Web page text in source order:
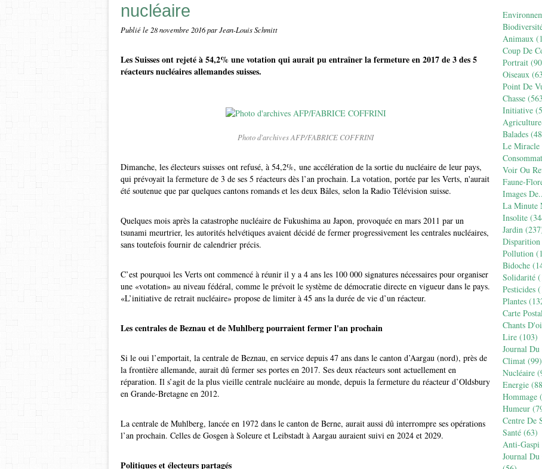
nucléaire
Publié le 28 novembre 2016par Jean-Louis Schmitt
Les Suisses ont rejeté à 54,2% une votation qui aurait pu entraîner la fermeture en 2017 de 3 des 5
réacteurs nucléaires allemandes suisses.
Photo d'archives AFP/FABRICE COFFRINI
Dimanche, les électeurs suisses ont refusé, à 54,2%, une accélération de la sortie du nucléaire de leur pays,
qui prévoyait la fermeture de 3 de ses 5 réacteurs dès l’an prochain. La votation, portée par les Verts, n'aurait
été soutenue que par quelques cantons romands et les deux Bâles, selon la Radio Télévision suisse.
Quelques mois après la catastrophe nucléaire de Fukushima au Japon, provoquée en mars 2011 par un
tsunami meurtrier, les autorités helvétiques avaient décidé de fermer progressivement les centrales nucléaires,
sans toutefois fournir de calendrier précis.
C’est pourquoi les Verts ont commencé à réunir il y a 4 ans les 100 000 signatures nécessaires pour organiser
une «votation» au niveau fédéral, comme le prévoit le système de démocratie directe en vigueur dans le pays.
«L’initiative de retrait nucléaire» propose de limiter à 45 ans la durée de vie d’un réacteur.
Les centrales de Beznau et de Muhlberg pourraient fermer l'an prochain
Si le oui l’emportait, la centrale de Beznau, en service depuis 47 ans dans le canton d’Aargau (nord), près de
la frontière allemande, aurait dû fermer ses portes en 2017. Ses deux réacteurs sont actuellement en
réparation. Il s’agit de la plus vieille centrale nucléaire au monde, depuis la fermeture du réacteur d’Oldsbury
en Grande-Bretagne en 2012.
La centrale de Muhlberg, lancée en 1972 dans le canton de Berne, aurait aussi dû interrompre ses opérations
l’an prochain. Celles de Gosgen à Soleure et Leibstadt à Aargau auraient suivi en 2024 et 2029.
Politiques et électeurs partagés
Animaux
Coup De
Portrait
Oiseaux
Point De
Chasse
Initiative
Balades
Le
Voir Ou
Faune-
Images
La Minute
Insolite
Jardin
Disparition
Pollution
Bidoche
Solidarité
Pesticides
Plantes
Carte
Chants
Lire (103)
Journal
Climat (99)
Nucléaire
Energie
Hommage
Humeur
Centre De
Santé (63)
Anti-Gaspi
Journal